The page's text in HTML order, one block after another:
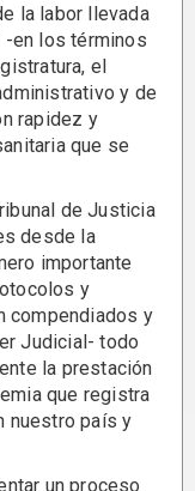
la labor llevada
-en los términos
el
y de
rapidez y
que se
de Justicia
desde la
importante
y
compendiados y
Judicial- todo
la prestación
que registra
nuestro país y
un proceso